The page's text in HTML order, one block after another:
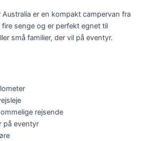
Australia er en kompakt campervan fra
senge og er perfekt egnet til
små familier, der vil på eventyr.
rejsende
på eventyr